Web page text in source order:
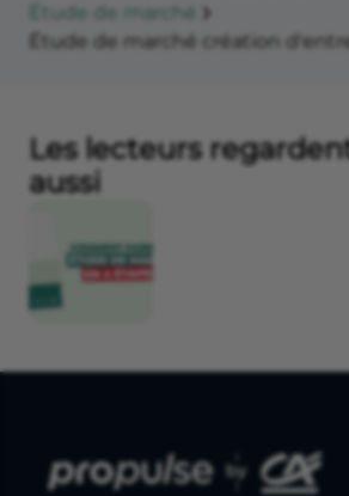
Étude de marché
Étude de marché création
Les lecteurs
aussi